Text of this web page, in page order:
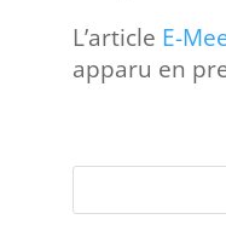
L’article E-
apparu en